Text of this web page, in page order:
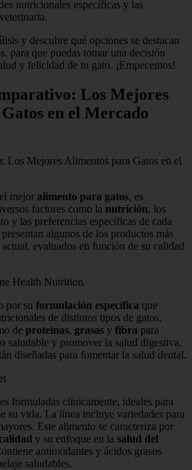
nutricionales específicas y las
y descubre qué opciones se destacan
para que puedas tomar una decisión
y felicidad de tu gato. ¡Empecemos!
Los Mejores
en el Mercado
Los Mejores Alimentos para Gatos en el
mejor alimento para gatos, es
factores como la nutrición, los
y las preferencias específicas de cada
algunos de los productos más
evaluados en función de su calidad
Health Nutrition
por su formulación específica que
de distintos tipos de gatos.
de proteínas, grasas y fibra para
saludable y promover la salud digestiva.
diseñadas para fomentar la salud dental.
formuladas clínicamente, ideales para
su vida. La línea incluye variedades para
Este alimento se caracteriza por
y su enfoque en la salud del
antioxidantes y ácidos grasos
saludables.